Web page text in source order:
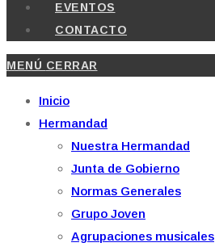
EVENTOS
CONTACTO
MENÚ CERRAR
Inicio
Hermandad
Nuestra Hermandad
Junta de Gobierno
Normas Generales
Grupo Joven
Agrupaciones musicales